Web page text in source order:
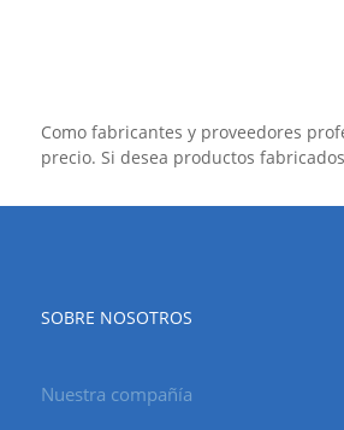
Como fabricantes y proveedores
precio. Si desea productos
SOBRE NOSOTROS
Nuestra compañía